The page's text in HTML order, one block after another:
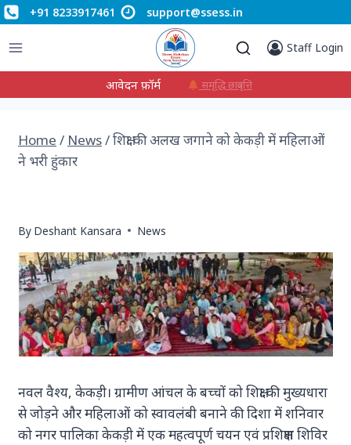
+91 8233917461 support@ssess.in
Staff Login
आवेदन फ़ॉर्म समृद्धि छात्रवृत्ति
Home / News/शिक्षा की अलख जगाने को केकड़ी में महिलाओं
ने भरी हुंकार
By Deshant Kansara News
नवल वैश्य, केकड़ी। ग्रामीण आंचल के बच्चों को शिक्षा की मुख्यधारा
से जोड़ने और महिलाओं को स्वावलंबी बनाने की दिशा में शनिवार
को नगर पालिका केकड़ी में एक महत्वपूर्ण चयन एवं प्रशिक्षण शिविर